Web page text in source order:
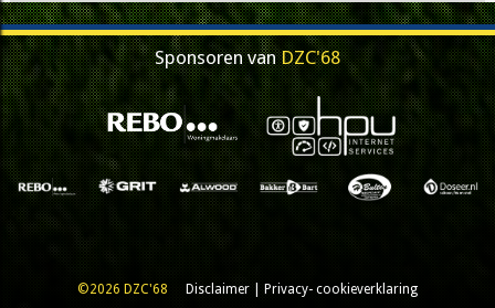
Sponsoren vanDZC'68
©2026 DZC'68 Disclaimer |Privacy- cookieverklaring